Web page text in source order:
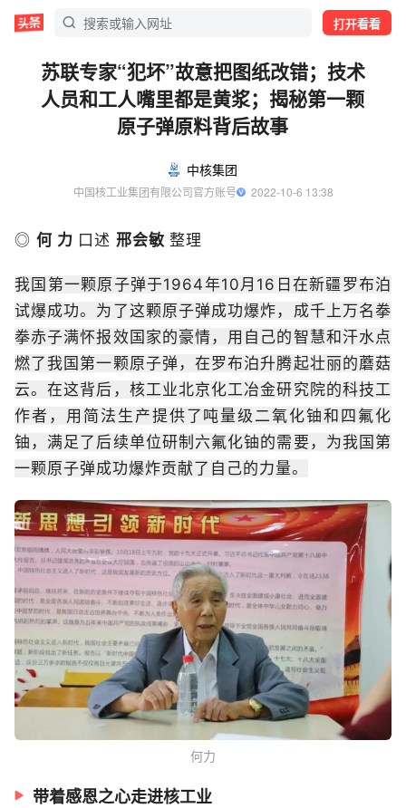
打开看看
苏联专家“犯坏”故意把图纸改错；技术
人员和工人嘴里都是黄浆；揭秘第一颗
原子弹原料背后故事
中核集团
中国核工业集团有限公司官方账号
  2022-10-6 13:38
◎ 何 力 口述 邢会敏 整理
我国第一颗原子弹于1964年10月16日在新疆罗布泊
试爆成功。为了这颗原子弹成功爆炸，成千上万名拳
拳赤子满怀报效国家的豪情，用自己的智慧和汗水点
燃了我国第一颗原子弹，在罗布泊升腾起壮丽的蘑菇
云。在这背后，核工业北京化工冶金研究院的科技工
作者，用简法生产提供了吨量级二氧化铀和四氟化
铀，满足了后续单位研制六氟化铀的需要，为我国第
一颗原子弹成功爆炸贡献了自己的力量。
何力
带着感恩之心走进核工业